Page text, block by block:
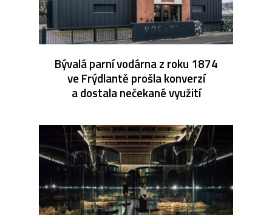
Bývalá parní vodárna z roku 1874
ve Frýdlantě prošla konverzí
a dostala nečekané využití